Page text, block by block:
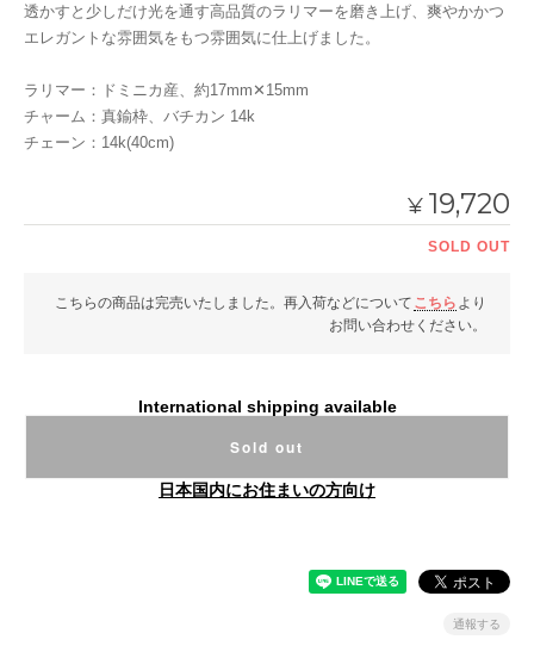
透かすと少しだけ光を通す高品質のラリマーを磨き上げ、爽やかかつ
エレガントな雰囲気をもつ雰囲気に仕上げました。
ラリマー：ドミニカ産、約17mm✕15mm
チャーム：真鍮枠、バチカン 14k
チェーン：14k(40cm)
¥ 19,720
SOLD OUT
こちらの商品は完売いたしました。再入荷などについて こちら より
お問い合わせください。
International shipping available
Sold out
日本国内にお住まいの方向け
通報する